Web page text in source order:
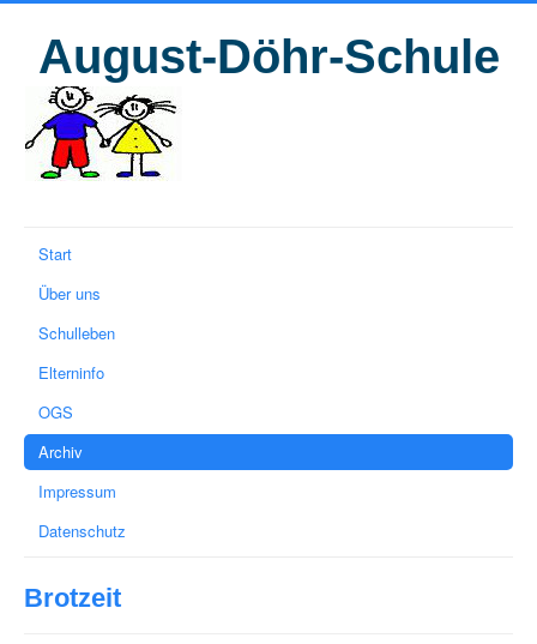
August-Döhr-Schule
Start
Über uns
Schulleben
Elterninfo
OGS
Archiv
Impressum
Datenschutz
Brotzeit